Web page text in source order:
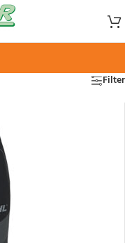
Filter